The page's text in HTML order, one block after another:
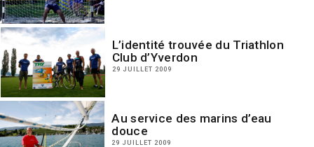
L’identité trouvée du Triathlon
Club d’Yverdon
29 JUILLET 2009
Au service des marins d’eau
douce
29 JUILLET 2009